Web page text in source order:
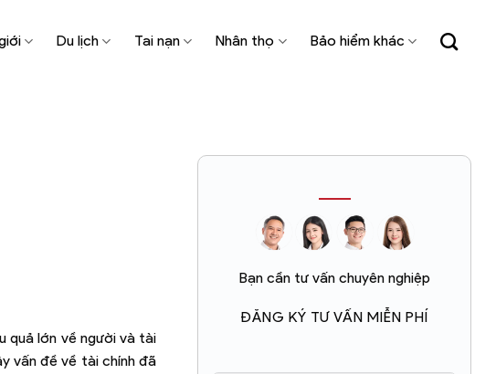
Du lịch Tai nạn Nhân thọ Bảo hiểm khác
quả lớn về người và tài
vấn đề về tài chính đã
Bạn cần tư vấn chuyên nghiệp
ĐĂNG KÝ TƯ VẤN MIỄN PHÍ